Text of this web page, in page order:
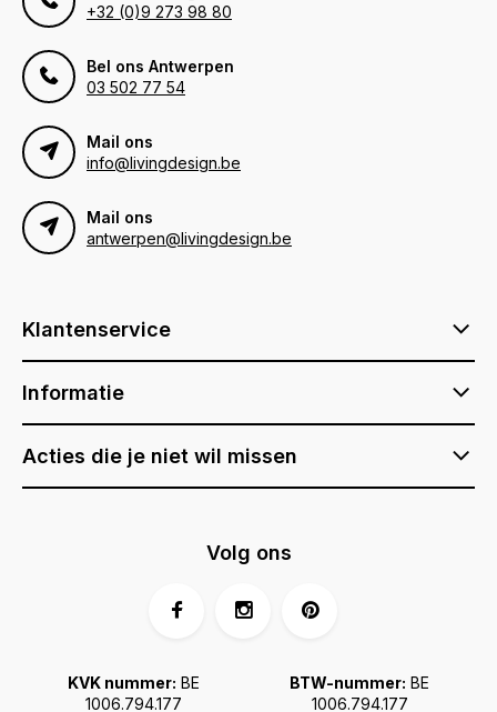
+32 (0)9 273 98 80
Bel ons Antwerpen
03 502 77 54
Mail ons
info@livingdesign.be
Mail ons
antwerpen@livingdesign.be
Klantenservice
Informatie
Acties die je niet wil missen
KVK nummer: BE
1006.794.177
BTW-nummer: BE
1006.794.177
Volg ons